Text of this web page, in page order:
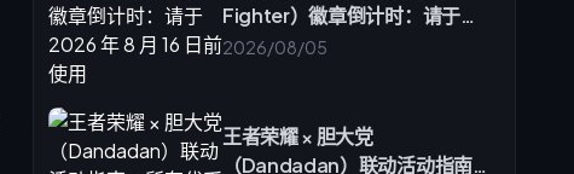
Fighter）徽章倒计时：请于
2026 年 8 月 16 日前使用
2026/08/05
王者荣耀 × 胆大党
（Dandadan）联动活动指南：